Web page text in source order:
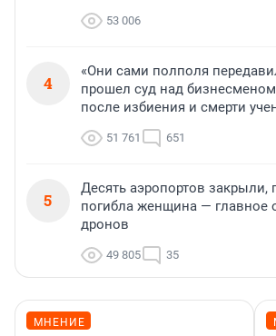
53 006
4
«Они сами полполя
прошел суд над
после избиения и смерти
51 761 651
5
Десять аэропортов закрыли,
погибла женщина — главное
дронов
49 805 35
МНЕНИЕ